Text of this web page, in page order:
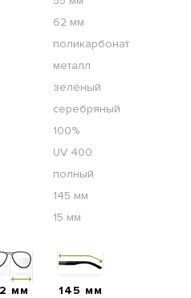
62 мм
поликарбонат
металл
зелёный
серебряный
100%
UV 400
полный
145 мм
15 мм
мм 145 мм